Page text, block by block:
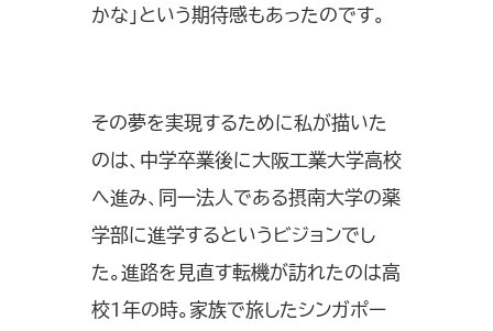
かな」という期待感もあったのです。
その夢を実現するために私が描いた
のは、中学卒業後に大阪工業大学高校
へ進み、同一法人である摂南大学の薬
学部に進学するというビジョンでし
た。進路を見直す転機が訪れたのは高
校1年の時。家族で旅したシンガポー